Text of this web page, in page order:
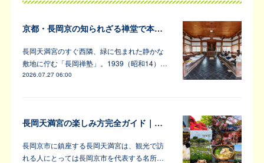
京都・長岡京の知られざる禅堂で本格的な坐禅体験
長岡天満宮のすぐ西隣、緑に包まれた静かな
敷地に佇む「長岡禅塾」。1939（昭和14）…
2026.07.27 06:00
長岡天満宮の楽しみ方完全ガイド｜アンバサダーが教えます！
長岡京市に鎮座する長岡天満宮は、観光で訪
れる人にとっては長岡京市を代表する名所…